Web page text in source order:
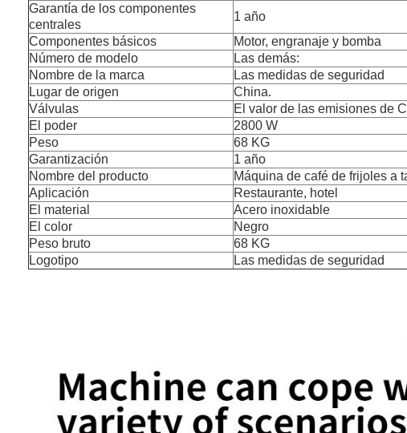
Garantía de los componentes
centrales
1 año
Componentes básicos
Motor, engranaje y bomba
Número de modelo
Las demás:
Nombre de la marca
Las medidas de seguridad
Lugar de origen
China.
Válvulas
El valor de las emisiones de
El poder
2800 W
Peso
68 KG
Garantización
1 año
Nombre del producto
Máquina de café de frijoles a
Aplicación
Restaurante, hotel
El material
Acero inoxidable
El color
Negro
Peso bruto
68 KG
Logotipo
Las medidas de seguridad